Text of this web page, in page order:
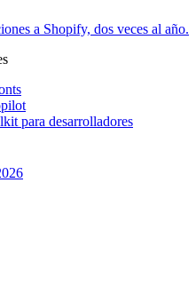
a Shopify, dos veces al año.
para desarrolladores